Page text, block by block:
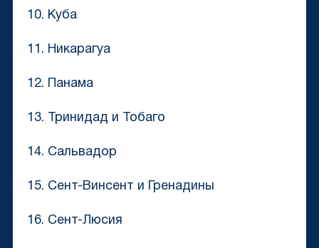
10. Куба
11. Никарагуа
12. Панама
13. Тринидад и Тобаго
14. Сальвадор
15. Сент-Винсент и Гренадины
16. Сент-Люсия